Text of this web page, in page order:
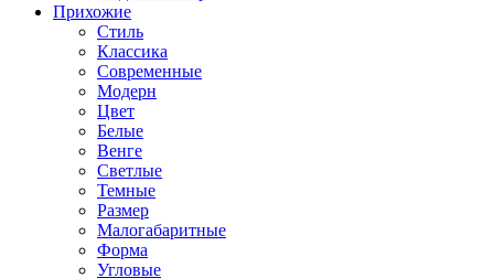
Прихожие
Стиль
Классика
Современные
Модерн
Цвет
Белые
Венге
Светлые
Темные
Размер
Малогабаритные
Форма
Угловые